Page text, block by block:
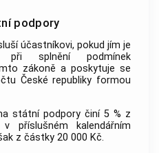
podpory
účastníkovi, pokud jím je
při splnění podmínek
zákoně a poskytuje se
České republiky formou
státní podpory činí 5 % z
příslušném kalendářním
z částky 20 000 Kč.